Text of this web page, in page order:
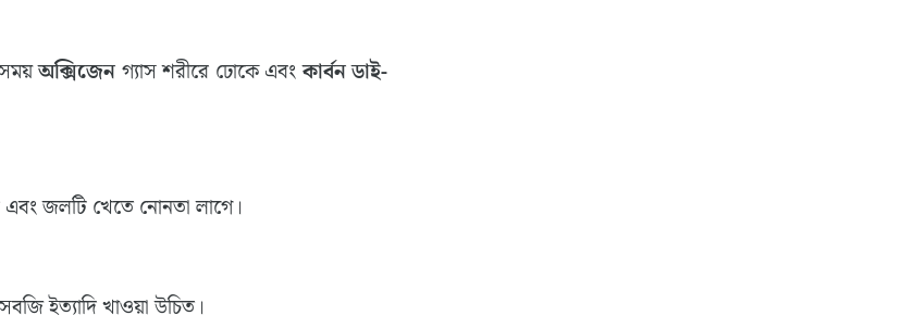
সময়অক্সিজেনগ্যাস শরীরে ঢোকে এবংকার্বন ডাই-
জলটি খেতে নোনতা লাগে।
ইত্যাদি খাওয়া উচিত।